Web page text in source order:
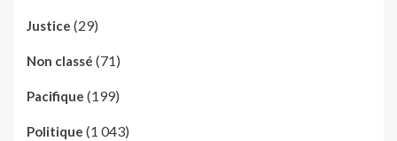
Justice (29)
Non classé (71)
Pacifique (199)
Politique (1 043)